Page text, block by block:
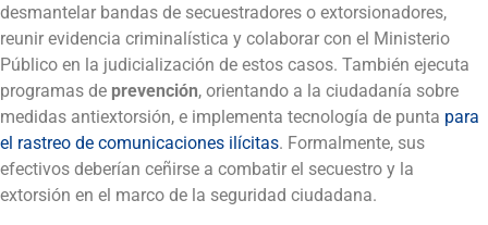
desmantelar bandas de secuestradores o extorsionadores,
reunir evidencia criminalística y colaborar con el Ministerio
Público en la judicialización de estos casos. También ejecuta
programas de prevención, orientando a la ciudadanía sobre
medidas antiextorsión, e implementa tecnología de punta para
el rastreo de comunicaciones ilícitas. Formalmente, sus
efectivos deberían ceñirse a combatir el secuestro y la
extorsión en el marco de la seguridad ciudadana.